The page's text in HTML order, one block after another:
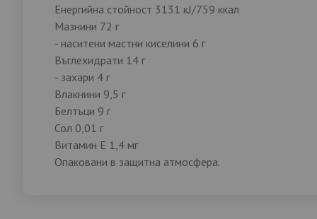
Енергийна стойност 3131 кJ/759 ккал
Мазнини 72 г
- наситени мастни киселини 6 г
Въглехидрати 14 г
- захари 4 г
Влакнини 9,5 г
Белтъци 9 г
Сол 0,01 г
Витамин Е 1,4 мг
Опаковани в защитна атмосфера.